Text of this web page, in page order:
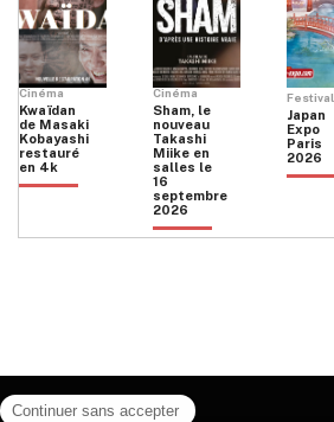
produit
Cinéma
Kwaïdan
de Masaki
Kobayashi
restauré
en 4k
Cinéma
Sham, le
nouveau
Takashi
Miike en
salles le
16
septembre
2026
Festival
Japan
Expo
Paris
2026